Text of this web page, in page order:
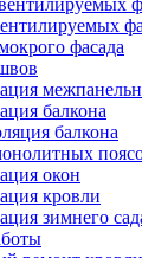
фасада
балкона
балкона
окон
кровли
зимнего